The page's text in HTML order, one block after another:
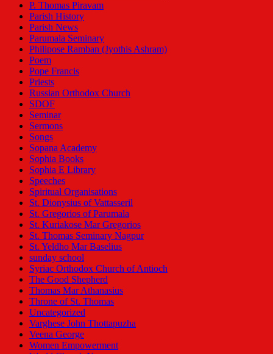
P. Thomas Piravam
Parish History
Parish News
Parumala Seminary
Philipose Ramban (Jyothis Ashram)
Poem
Pope Francis
Priests
Russian Orthodox Church
SDOF
Seminar
Sermons
Songs
Sopana Academy
Sophia Books
Sophia E Library
Speeches
Spiritual Organisations
St. Dionysius of Vattasseril
St. Gregorios of Parumala
St. Kuriakose Mar Gregorios
St. Thomas Seminary Nagpur
St. Yeldho Mar Baselius
sunday school
Syriac Orthodox Church of Antioch
The Good Shepherd
Thomas Mar Athanasius
Throne of St. Thomas
Uncategorized
Varghese John Thottapuzha
Veena George
Women Empowerment